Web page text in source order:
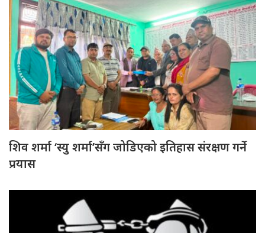
शिव शर्मा ‘स्यु शर्मा’सँग जोडिएको इतिहास संरक्षण गर्ने
प्रयास